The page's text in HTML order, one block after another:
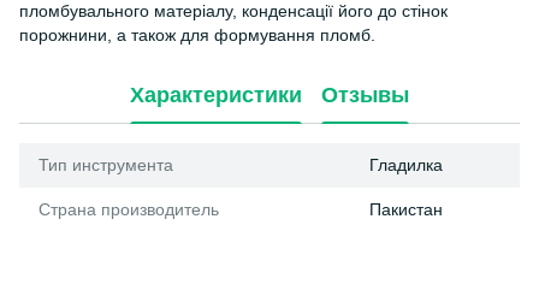
пломбувального матеріалу, конденсації його до стінок
порожнини, а також для формування пломб.
Характеристики Отзывы
Тип инструмента Гладилка
Страна производитель Пакистан